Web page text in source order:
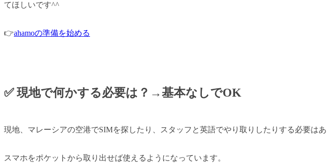
てほしいです^^
👉ahamoの準備を始める
✅ 現地で何かする必要は？→基本なしでOK
現地、マレーシアの空港でSIMを探したり、スタッフと英語でやり取りしたりする必要はあ
スマホをポケットから取り出せば使えるようになっています。